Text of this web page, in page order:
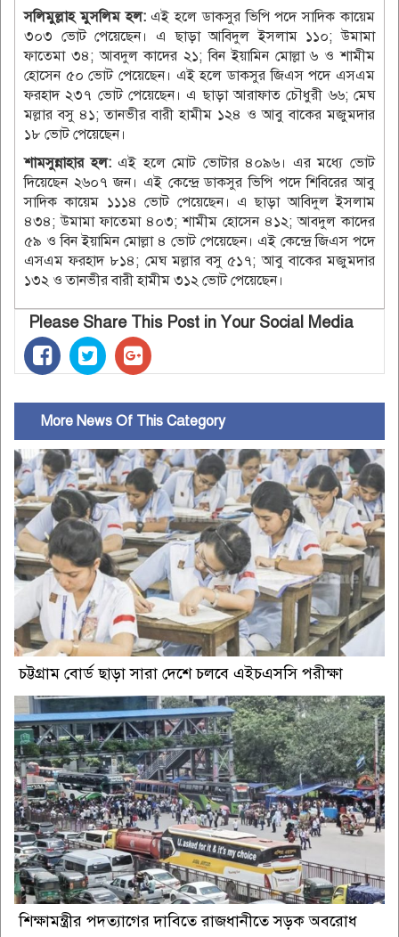
সলিমুল্লাহ মুসলিম হল:এই হলে ডাকসুর ভিপি পদে সাদিক কায়েম
৩০৩ ভোট পেয়েছেন। এ ছাড়া আবিদুল ইসলাম ১১০; উমামা
ফাতেমা ৩৪; আবদুল কাদের ২১; বিন ইয়ামিন মোল্লা ৬ ও শামীম
হোসেন ৫০ ভোট পেয়েছেন। এই হলে ডাকসুর জিএস পদে এসএম
ফরহাদ ২৩৭ ভোট পেয়েছেন। এ ছাড়া আরাফাত চৌধুরী ৬৬; মেঘ
মল্লার বসু ৪১; তানভীর বারী হামীম ১২৪ ও আবু বাকের মজুমদার
১৮ ভোট পেয়েছেন।
শামসুন্নাহার হল:এই হলে মোট ভোটার ৪০৯৬। এর মধ্যে ভোট
দিয়েছেন ২৬০৭ জন। এই কেন্দ্রে ডাকসুর ভিপি পদে শিবিরের আবু
সাদিক কায়েম ১১১৪ ভোট পেয়েছেন। এ ছাড়া আবিদুল ইসলাম
৪৩৪; উমামা ফাতেমা ৪০৩; শামীম হোসেন ৪১২; আবদুল কাদের
৫৯ ও বিন ইয়ামিন মোল্লা ৪ ভোট পেয়েছেন। এই কেন্দ্রে জিএস পদে
এসএম ফরহাদ ৮১৪; মেঘ মল্লার বসু ৫১৭; আবু বাকের মজুমদার
১৩২ ও তানভীর বারী হামীম ৩১২ ভোট পেয়েছেন।
Please Share This Post in Your Social Media
More News Of This Category
চট্টগ্রাম বোর্ড ছাড়া সারা দেশে চলবে এইচএসসি পরীক্ষা
শিক্ষামন্ত্রীর পদত্যাগের দাবিতে রাজধানীতে সড়ক অবরোধ